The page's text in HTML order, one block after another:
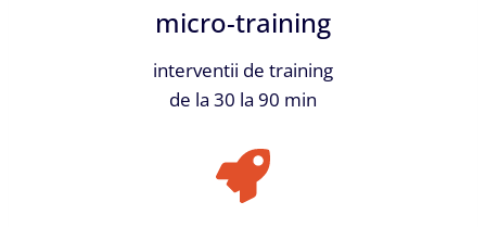
micro-training
interventii de training
de la 30 la 90 min